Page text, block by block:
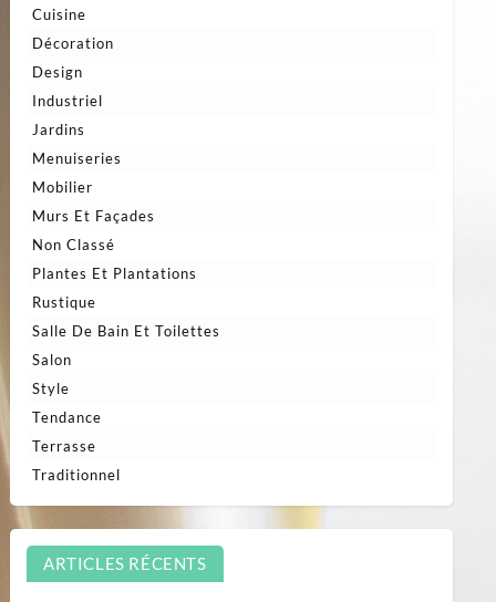
Cuisine
Décoration
Design
Industriel
Jardins
Menuiseries
Mobilier
Murs Et Façades
Non Classé
Plantes Et Plantations
Rustique
Salle De Bain Et Toilettes
Salon
Style
Tendance
Terrasse
Traditionnel
ARTICLES RÉCENTS